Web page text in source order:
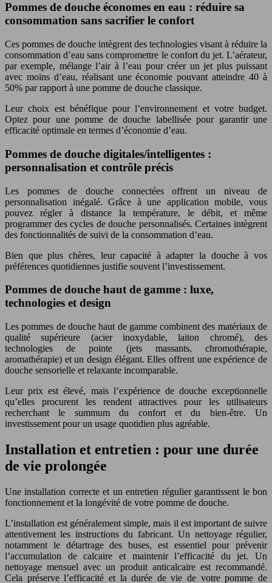
Pommes de douche économes en eau : réduire sa
consommation sans sacrifier le confort
Ces pommes de douche intègrent des technologies visant à réduire la
consommation d’eau sans compromettre le confort du jet. L’aérateur,
par exemple, mélange l’air à l’eau pour créer un jet plus puissant
avec moins d’eau, réalisant une économie pouvant atteindre 40 à
50% par rapport à une pomme de douche classique.
Leur choix est bénéfique pour l’environnement et votre budget.
Optez pour une pomme de douche labellisée pour garantir une
efficacité optimale en termes d’économie d’eau.
Pommes de douche digitales/intelligentes :
personnalisation et contrôle précis
Les pommes de douche connectées offrent un niveau de
personnalisation inégalé. Grâce à une application mobile, vous
pouvez régler à distance la température, le débit, et même
programmer des cycles de douche personnalisés. Certaines intègrent
des fonctionnalités de suivi de la consommation d’eau.
Bien que plus chères, leur capacité à adapter la douche à vos
préférences quotidiennes justifie souvent l’investissement.
Pommes de douche haut de gamme : luxe,
technologies et design
Les pommes de douche haut de gamme combinent des matériaux de
qualité supérieure (acier inoxydable, laiton chromé), des
technologies de pointe (jets massants, chromothérapie,
aromathérapie) et un design élégant. Elles offrent une expérience de
douche sensorielle et relaxante incomparable.
Leur prix est élevé, mais l’expérience de douche exceptionnelle
qu’elles procurent les rendent attractives pour les utilisateurs
recherchant le summum du confort et du bien-être. Un
investissement pour un usage quotidien plus agréable.
Installation et entretien : pour une durée
de vie prolongée
Une installation correcte et un entretien régulier garantissent le bon
fonctionnement et la longévité de votre pomme de douche.
L’installation est généralement simple, mais il est important de suivre
attentivement les instructions du fabricant. Un nettoyage régulier,
notamment le détartrage des buses, est essentiel pour prévenir
l’accumulation de calcaire et maintenir l’efficacité du jet. Un
nettoyage mensuel avec un produit anticalcaire est recommandé.
Cela préserve l’efficacité et la durée de vie de votre pomme de